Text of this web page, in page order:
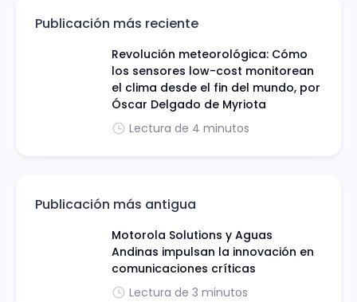
Publicación más reciente
Revolución meteorológica: Cómo
los sensores low-cost monitorean
el clima desde el fin del mundo, por
Óscar Delgado de Myriota
Lectura de 4 minutos
Publicación más antigua
Motorola Solutions y Aguas
Andinas impulsan la innovación en
comunicaciones críticas
Lectura de 3 minutos